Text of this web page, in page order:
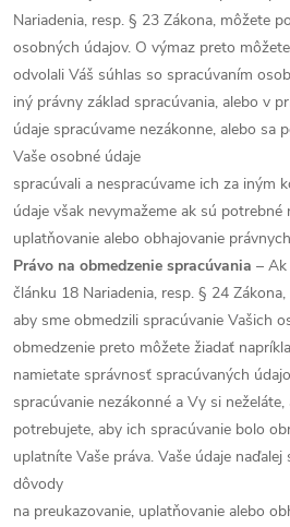
Nariadenia, resp. § 23 Zákona, môžete
osobných údajov. O výmaz preto
odvolali Váš súhlas so spracúvaním
iný právny základ spracúvania, alebo v
údaje spracúvame nezákonne, alebo sa
Vaše osobné údaje
spracúvali a nespracúvame ich za iným
údaje však nevymažeme ak sú potrebné
uplatňovanie alebo obhajovanie
Právo na obmedzenie spracúvania –
článku 18 Nariadenia, resp. § 24
aby sme obmedzili spracúvanie Vašich
obmedzenie preto môžete žiadať
namietate správnosť spracúvaných
spracúvanie nezákonné a Vy si
potrebujete, aby ich spracúvanie bolo
uplatníte Vaše práva. Vaše údaje
dôvody
na preukazovanie, uplatňovanie alebo